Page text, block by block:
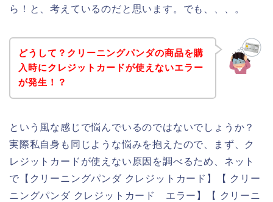
ら！と、考えているのだと思います。でも、、、。
どうして？クリーニングパンダの商品を購
入時にクレジットカードが使えないエラー
が発生！？
という風な感じで悩んでいるのではないでしょうか？
実際私自身も同じような悩みを抱えたので、まず、ク
レジットカードが使えない原因を調べるため、ネット
で【クリーニングパンダ クレジットカード】【 クリー
ニングパンダ クレジットカード エラー】【 クリーニ